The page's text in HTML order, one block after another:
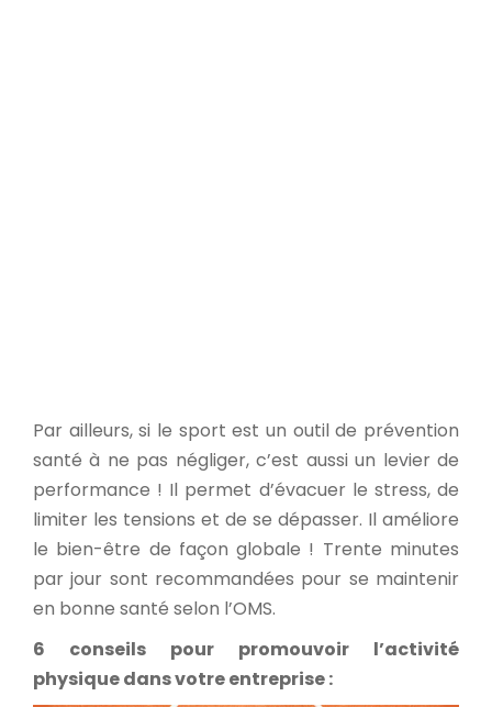
Par ailleurs, si le sport est un outil de prévention
santé à ne pas négliger, c’est aussi un levier de
performance ! Il permet d’évacuer le stress, de
limiter les tensions et de se dépasser. Il améliore
le bien-être de façon globale ! Trente minutes
par jour sont recommandées pour se maintenir
en bonne santé selon l’OMS.
6 conseils pour promouvoir l’activité
physique dans votre entreprise :